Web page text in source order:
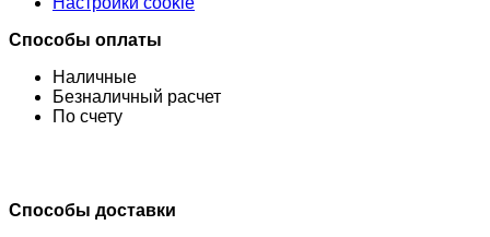
Способы оплаты
Наличные
Безналичный расчет
По счету
Способы доставки